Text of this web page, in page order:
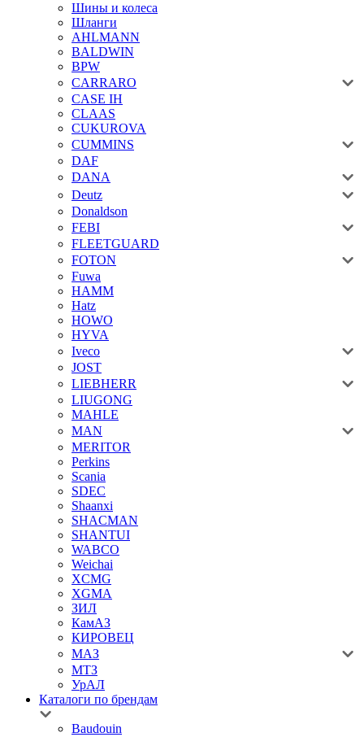
Шины и колеса
Шланги
AHLMANN
BALDWIN
BPW
CARRARO
CASE IH
CLAAS
CUKUROVA
CUMMINS
DAF
DANA
Deutz
Donaldson
FEBI
FLEETGUARD
FOTON
Fuwa
HAMM
Hatz
HOWO
HYVA
Iveco
JOST
LIEBHERR
LIUGONG
MAHLE
MAN
MERITOR
Perkins
Scania
SDEC
Shaanxi
SHACMAN
SHANTUI
WABCO
Weichai
XCMG
XGMA
ЗИЛ
КамАЗ
КИРОВЕЦ
МАЗ
МТЗ
УрАЛ
Каталоги по брендам
Baudouin